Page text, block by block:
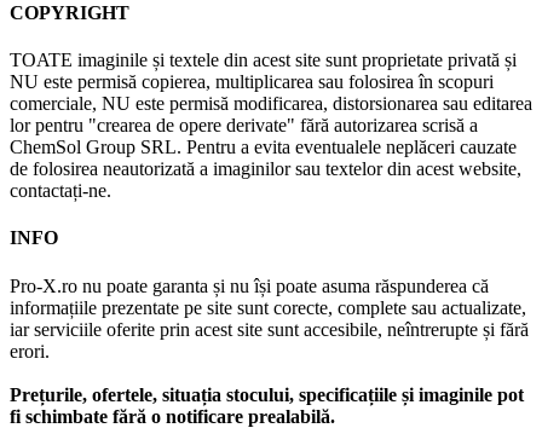
COPYRIGHT
TOATE imaginile și textele din acest site sunt proprietate privată și
NU este permisă copierea, multiplicarea sau folosirea în scopuri
comerciale, NU este permisă modificarea, distorsionarea sau editarea
lor pentru "crearea de opere derivate" fără autorizarea scrisă a
ChemSol Group SRL. Pentru a evita eventualele neplăceri cauzate
de folosirea neautorizată a imaginilor sau textelor din acest website,
contactați-ne.
INFO
Pro-X.ro nu poate garanta și nu își poate asuma răspunderea că
informațiile prezentate pe site sunt corecte, complete sau actualizate,
iar serviciile oferite prin acest site sunt accesibile, neîntrerupte și fără
erori.
Prețurile, ofertele, situația stocului, specificațiile și imaginile pot
fi schimbate fără o notificare prealabilă.